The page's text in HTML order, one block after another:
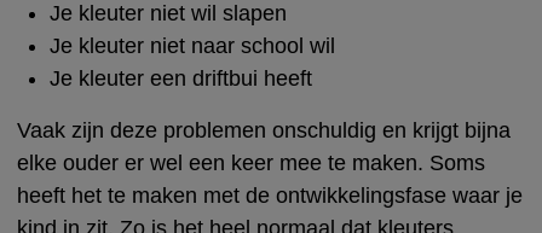
Je kleuter niet wil slapen
Je kleuter niet naar school wil
Je kleuter een driftbui heeft
Vaak zijn deze problemen onschuldig en krijgt bijna
elke ouder er wel een keer mee te maken. Soms
heeft het te maken met de ontwikkelingsfase waar je